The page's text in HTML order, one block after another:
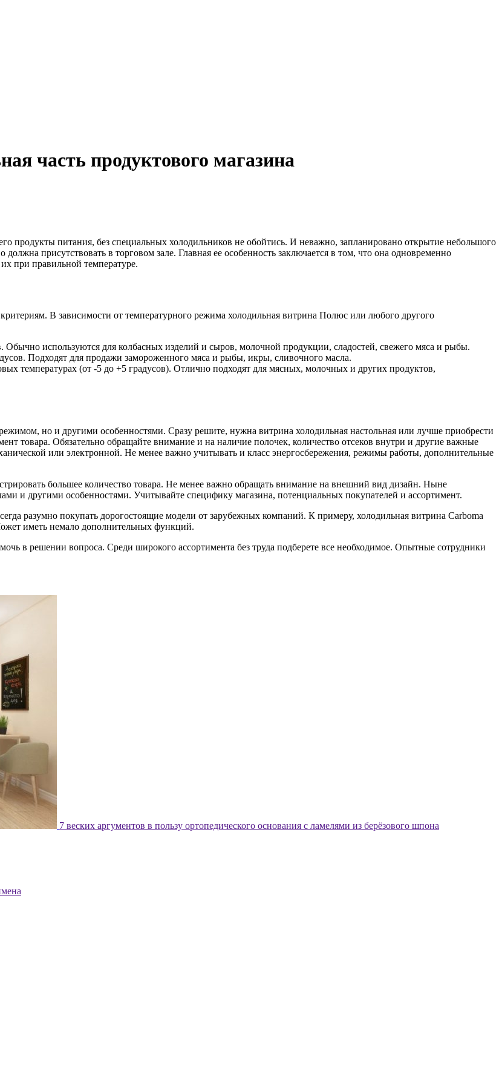
часть продуктового магазина
продукты питания, без специальных холодильников не обойтись. И неважно, запланировано открытие небольшого
присутствовать в торговом зале. Главная ее особенность заключается в том, что она одновременно
при правильной температуре.
В зависимости от температурного режима холодильная витрина Полюс или любого другого
Обычно используются для колбасных изделий и сыров, молочной продукции, сладостей, свежего мяса и рыбы.
Подходят для продажи замороженного мяса и рыбы, икры, сливочного масла.
температурах (от -5 до +5 градусов). Отлично подходят для мясных, молочных и других продуктов,
но и другими особенностями. Сразу решите, нужна витрина холодильная настольная или лучше приобрести
товара. Обязательно обращайте внимание и на наличие полочек, количество отсеков внутри и другие важные
или электронной. Не менее важно учитывать и класс энергосбережения, режимы работы, дополнительные
большее количество товара. Не менее важно обращать внимание на внешний вид дизайн. Ныне
и другими особенностями. Учитывайте специфику магазина, потенциальных покупателей и ассортимент.
разумно покупать дорогостоящие модели от зарубежных компаний. К примеру, холодильная витрина Carboma
иметь немало дополнительных функций.
в решении вопроса. Среди широкого ассортимента без труда подберете все необходимое. Опытные сотрудники
7 веских аргументов в пользу ортопедического основания с ламелями из берёзового шпона